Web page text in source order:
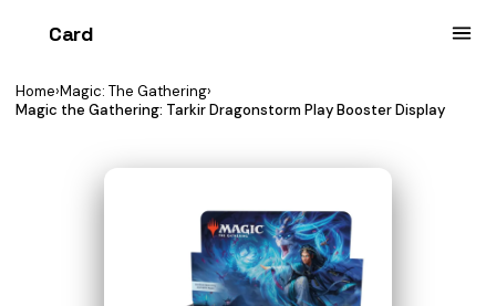
Card
Home›Magic: The Gathering›
Magic the Gathering: Tarkir Dragonstorm Play Booster Display